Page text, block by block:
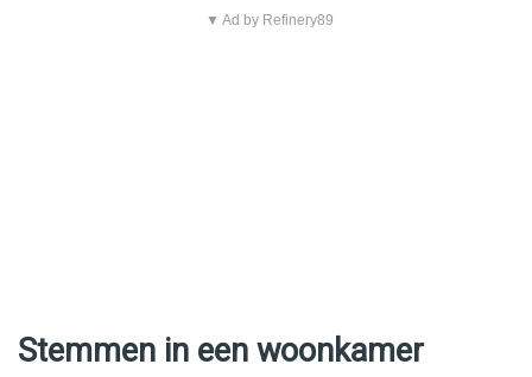
▼ Ad by Refinery89
Stemmen in een woonkamer